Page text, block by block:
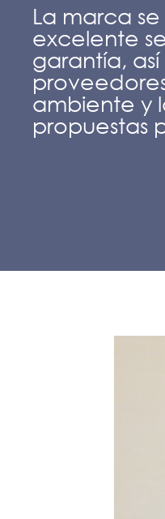
La marca
excelente
garantía,
ambiente y
propuestas